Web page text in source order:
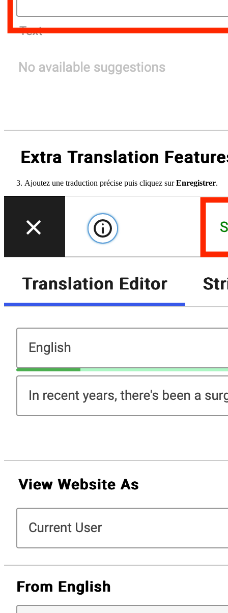
Ajoutez une traduction précise puis cliquez surEnregistrer.